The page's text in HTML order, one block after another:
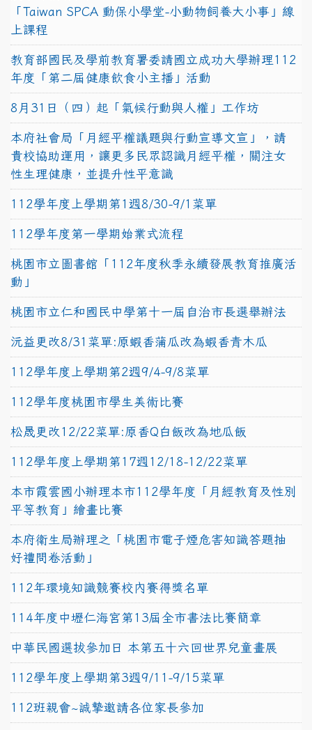
「Taiwan SPCA 動保小學堂-小動物飼養大小事」線
上課程
教育部國民及學前教育署委請國立成功大學辦理112
年度「第二屆健康飲食小主播」活動
8月31日（四）起「氣候行動與人權」工作坊
本府社會局「月經平權議題與行動宣導文宣」，請
貴校協助運用，讓更多民眾認識月經平權，關注女
性生理健康，並提升性平意識
112學年度上學期第1週8/30-9/1菜單
112學年度第一學期始業式流程
桃園市立圖書館「112年度秋季永續發展教育推廣活
動」
桃園市立仁和國民中學第十一屆自治市長選舉辦法
沅益更改8/31菜單:原蝦香蒲瓜改為蝦香青木瓜
112學年度上學期第2週9/4-9/8菜單
112學年度桃園市學生美術比賽
松晟更改12/22菜單:原香Q白飯改為地瓜飯
112學年度上學期第17週12/18-12/22菜單
本市霞雲國小辦理本市112學年度「月經教育及性別
平等教育」繪畫比賽
本府衛生局辦理之「桃園市電子煙危害知識答題抽
好禮問卷活動」
112年環境知識競賽校內賽得獎名單
114年度中壢仁海宮第13屆全市書法比賽簡章
中華民國選拔參加日 本第五十六回世界兒童畫展
112學年度上學期第3週9/11-9/15菜單
112班親會~誠摯邀請各位家長參加